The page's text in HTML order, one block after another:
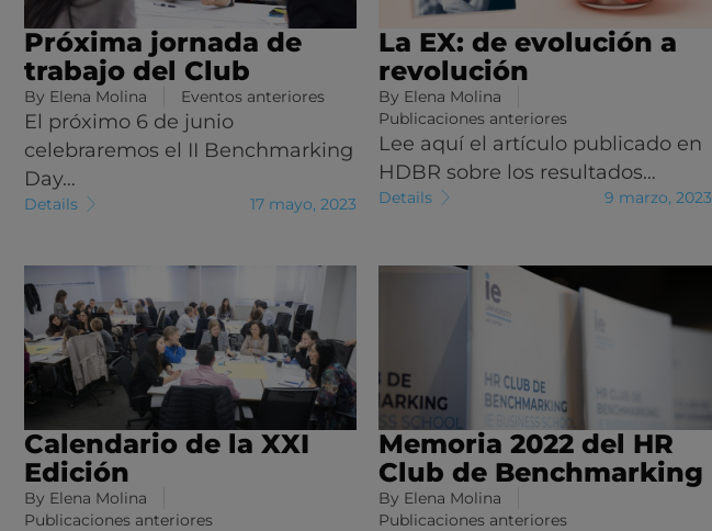
Próxima jornada de
trabajo del Club
By Elena Molina Eventos anteriores
El próximo 6 de junio
celebraremos el II Benchmarking
Day…
Details 17 mayo, 2023
La EX: de evolución a
revolución
By Elena Molina
Publicaciones anteriores
Lee aquí el artículo publicado en
HDBR sobre los resultados…
Details 9 marzo, 2023
Calendario de la XXI
Edición
By Elena Molina
Publicaciones anteriores
Memoria 2022 del HR
Club de Benchmarking
By Elena Molina
Publicaciones anteriores